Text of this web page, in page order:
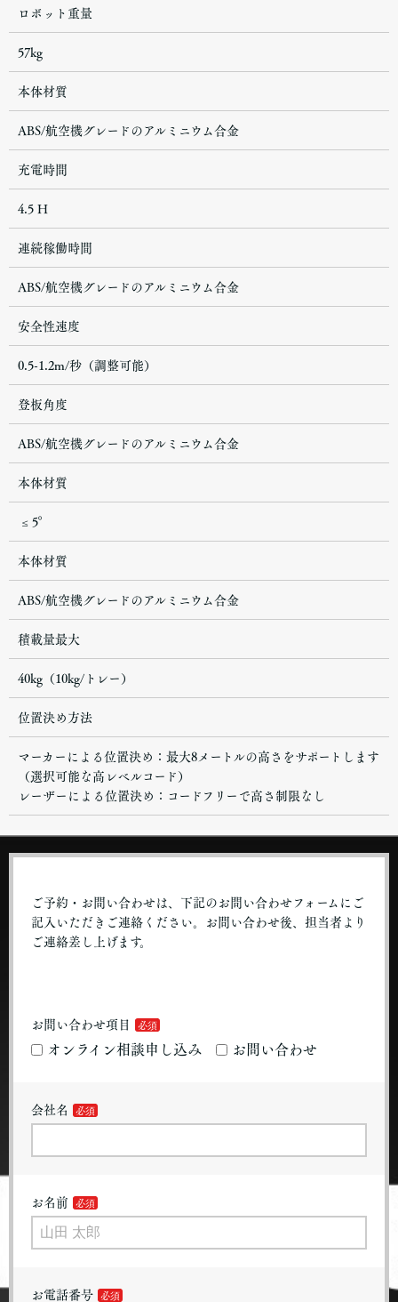
ロボット重量
57kg
本体材質
ABS/航空機グレードのアルミニウム合金
充電時間
4.5 H
連続稼働時間
ABS/航空機グレードのアルミニウム合金
安全性速度
0.5-1.2m/秒（調整可能）
登板角度
ABS/航空機グレードのアルミニウム合金
本体材質
≤ 5°
本体材質
ABS/航空機グレードのアルミニウム合金
積載量最大
40kg（10kg/トレー）
位置決め方法
マーカーによる位置決め：最大8メートルの高さをサポートします
（選択可能な高レベルコード）
レーザーによる位置決め：コードフリーで高さ制限なし
ご予約・お問い合わせは、下記のお問い合わせフォームにご
記入いただきご連絡ください。お問い合わせ後、担当者より
ご連絡差し上げます。
お問い合わせ項目
オンライン相談申し込み お問い合わせ
会社名
お名前
お電話番号